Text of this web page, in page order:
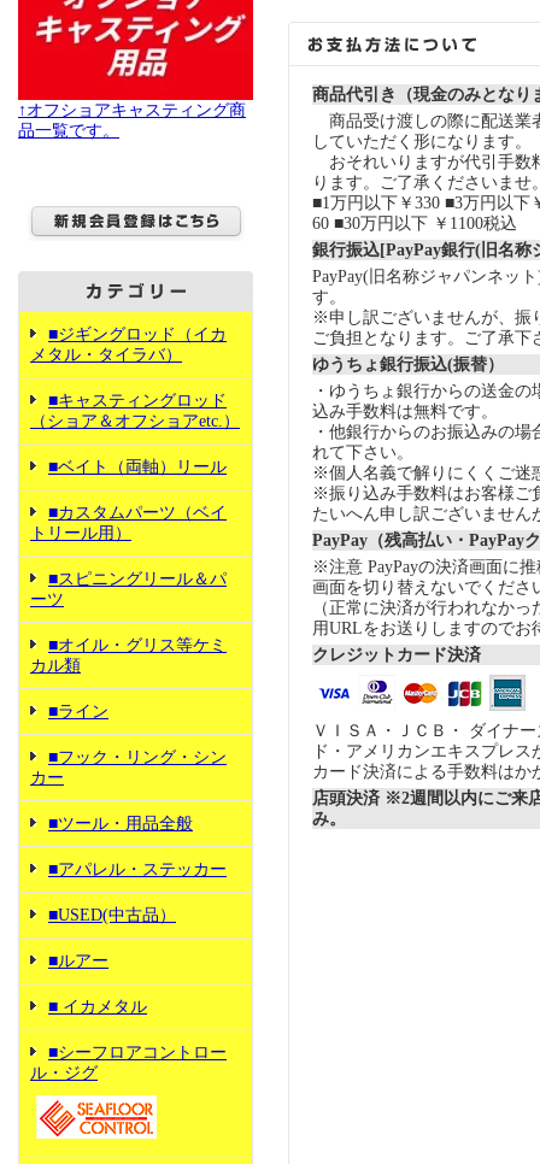
↑オフショアキャスティング商
品一覧です。
■ジギングロッド（イカ
メタル・タイラバ）
■キャスティングロッド
（ショア＆オフショアetc.）
■ベイト（両軸）リール
■カスタムパーツ（ベイ
トリール用）
■スピニングリール＆パ
ーツ
■オイル・グリス等ケミ
カル類
■ライン
■フック・リング・シン
カー
■ツール・用品全般
■アパレル・ステッカー
■USED(中古品）
■ルアー
■ イカメタル
■シーフロアコントロー
ル・ジグ
商品代引き（現金のみとなり
商品受け渡しの際に配送業
していただく形になります。
おそれいりますが代引手数
ります。ご了承くださいませ
■1万円以下￥330 ■3万円以下
60 ■30万円以下 ￥1100税込
銀行振込[PayPay銀行(旧名称
PayPay(旧名称ジャパンネッ
す。
※申し訳ございませんが、振
ご負担となります。ご了承下
ゆうちょ銀行振込(振替）
・ゆうちょ銀行からの送金
込み手数料は無料です。
・他銀行からのお振込みの場
れて下さい。
※個人名義で解りにくくご迷
※振り込み手数料はお客様ご
たいへん申し訳ございません
PayPay（残高払い・PayPay
※注意 PayPayの決済画面に
画面を切り替えないでくださ
（正常に決済が行われなか
用URLをお送りしますのでお
クレジットカード決済
ＶＩＳＡ・ＪＣＢ・ ダイナ
ド・アメリカンエキスプレ
カード決済による手数料はか
店頭決済 ※2週間以内にご来
み。